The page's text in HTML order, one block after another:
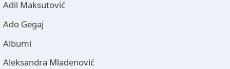
Adil Maksutović
Ado Gegaj
Albumi
Aleksandra Mladenović